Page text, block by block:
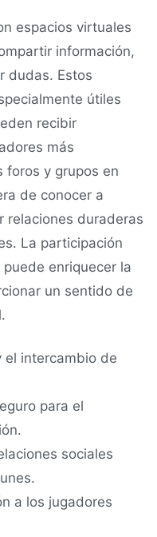
espacios virtuales
información,
dudas. Estos
útiles
recibir
más
foros y grupos en
de conocer a
relaciones duraderas
La participación
enriquecer la
un sentido de
el intercambio de
para el
sociales
a los jugadores